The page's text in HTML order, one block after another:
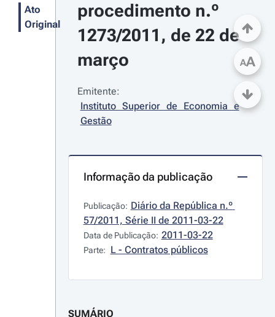
Ato
Original
procedimento n.º
1273/2011, de 22 de
março
Emitente:
Instituto Superior de Economia e
Gestão
Informação da publicação
Publicação: Diário da República n.º
57/2011, Série II de 2011-03-22
Data de Publicação: 2011-03-22
Parte: L - Contratos públicos
SUMÁRIO
AA